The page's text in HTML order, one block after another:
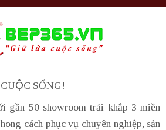
SỐNG!
gần 50 showroom trải khắp 3 miền
cách phục vụ chuyên nghiệp, sản